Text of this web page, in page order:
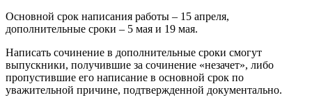
Основной срок написания работы – 15 апреля,
дополнительные сроки – 5 мая и 19 мая.
Написать сочинение в дополнительные сроки смогут
выпускники, получившие за сочинение «незачет», либо
пропустившие его написание в основной срок по
уважительной причине, подтвержденной документально.